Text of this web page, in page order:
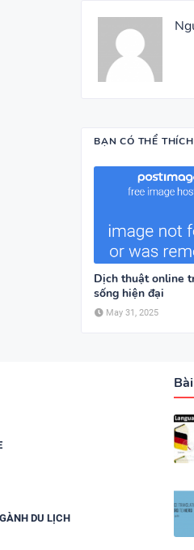
BẠN CÓ THỂ
Dịch thuật online
sống hiện đại
May 31, 2025
DU LỊCH